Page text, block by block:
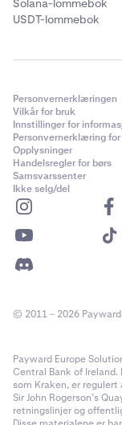
Solana-lommebok
USDT-lommebok
Personvernerklæringen
Vilkår for bruk
Innstillinger for
Personvernerklæring
Opplysninger
Handelsregler for børs
Samsvarssenter
Ikke selg/del
© 2011 – 2026
Payward Europe
Central Bank of
som Kraken, er
Sir John Rogerson’s
retningslinjer og